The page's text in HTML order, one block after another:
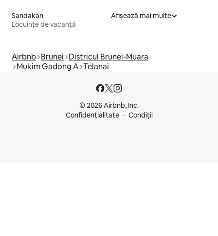
Sandakan
Locuințe de vacanță
Afișează mai multe
Airbnb Brunei Districul Brunei-Muara
Mukim Gadong A Telanai
© 2026 Airbnb, Inc.
Confidențialitate
Condiții